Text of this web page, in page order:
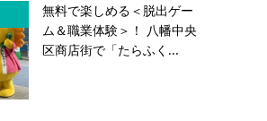
無料で楽しめる＜脱出ゲー
ム＆職業体験＞！ 八幡中央
区商店街で「たらふく...